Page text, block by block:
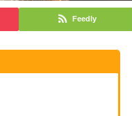
Feedly